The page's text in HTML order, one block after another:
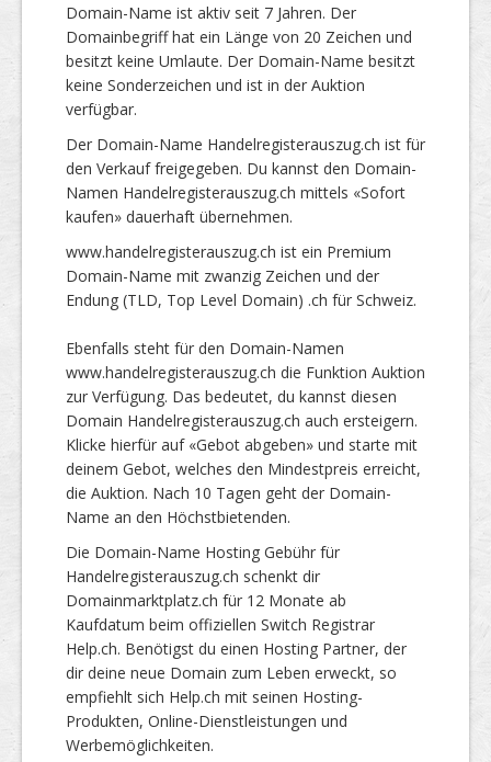
Domain-Name ist aktiv seit 7 Jahren. Der
Domainbegriff hat ein Länge von 20 Zeichen und
besitzt keine Umlaute. Der Domain-Name besitzt
keine Sonderzeichen und ist in der Auktion
verfügbar.
Der Domain-Name Handelregisterauszug.ch ist für
den Verkauf freigegeben. Du kannst den Domain-
Namen Handelregisterauszug.ch mittels «Sofort
kaufen» dauerhaft übernehmen.
www.handelregisterauszug.ch ist ein Premium
Domain-Name mit zwanzig Zeichen und der
Endung (TLD, Top Level Domain) .ch für Schweiz.
Ebenfalls steht für den Domain-Namen
www.handelregisterauszug.ch die Funktion Auktion
zur Verfügung. Das bedeutet, du kannst diesen
Domain Handelregisterauszug.ch auch ersteigern.
Klicke hierfür auf «Gebot abgeben» und starte mit
deinem Gebot, welches den Mindestpreis erreicht,
die Auktion. Nach 10 Tagen geht der Domain-
Name an den Höchstbietenden.
Die Domain-Name Hosting Gebühr für
Handelregisterauszug.ch schenkt dir
Domainmarktplatz.ch für 12 Monate ab
Kaufdatum beim offiziellen Switch Registrar
Help.ch. Benötigst du einen Hosting Partner, der
dir deine neue Domain zum Leben erweckt, so
empfiehlt sich Help.ch mit seinen Hosting-
Produkten, Online-Dienstleistungen und
Werbemöglichkeiten.